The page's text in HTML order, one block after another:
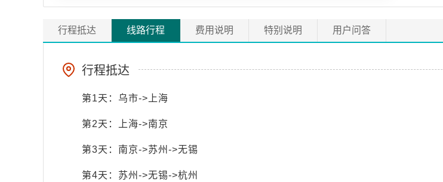
行程抵达 线路行程 费用说明 特别说明 用户问答
行程抵达
第1天：乌市->上海
第2天：上海->南京
第3天：南京->苏州->无锡
第4天：苏州->无锡->杭州